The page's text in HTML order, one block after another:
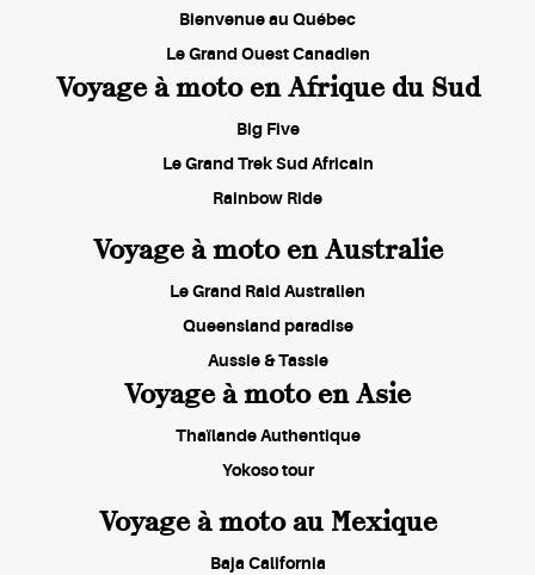
Bienvenue au Québec
Le Grand Ouest Canadien
Voyage à moto en Afrique du Sud
Big Five
Le Grand Trek Sud Africain
Rainbow Ride
Voyage à moto en Australie
Le Grand Raid Australien
Queensland paradise
Aussie & Tassie
Voyage à moto en Asie
Thaïlande Authentique
Yokoso tour
Voyage à moto au Mexique
Baja California